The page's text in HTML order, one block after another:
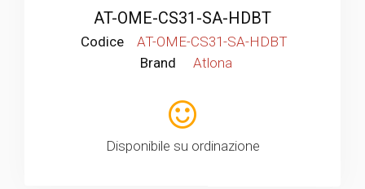
AT-OME-CS31-SA-HDBT
Codice
AT-OME-CS31-SA-HDBT
Brand
Atlona
Disponibile su ordinazione